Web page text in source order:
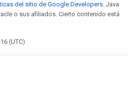
del sitio de Google Developers. Java
o sus afiliados. Cierto contenido está
(UTC)